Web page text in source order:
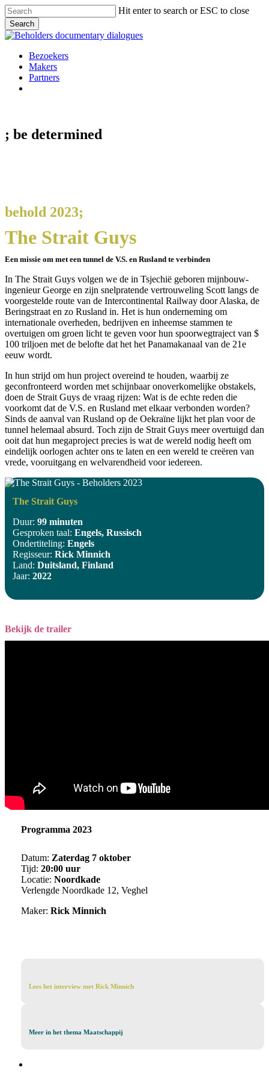
Skip
to
main
content
Hit enter to search or ESC to close
Search
Close
Menu
Bezoekers
Makers
Partners
; be determined
behold 2023;
The Strait Guys
Een missie om met een tunnel de V.S. en Rusland te verbinden
In The Strait Guys volgen we de in Tsjechië geboren mijnbouw-
ingenieur George en zijn snelpratende vertrouweling Scott langs de
voorgestelde route van de Intercontinental Railway door Alaska, de
Beringstraat en zo Rusland in. Het is hun onderneming om
internationale overheden, bedrijven en inheemse stammen te
overtuigen om groen licht te geven voor hun spoorwegtraject van $
100 triljoen met de belofte dat het het Panamakanaal van de 21e
eeuw wordt.
In hun strijd om hun project overeind te houden, waarbij ze
geconfronteerd worden met schijnbaar onoverkomelijke obstakels,
doen de Strait Guys de vraag rijzen: Wat is de echte reden die
voorkomt dat de V.S. en Rusland met elkaar verbonden worden?
Sinds de aanval van Rusland op de Oekraïne lijkt het plan voor de
tunnel helemaal absurd. Toch zijn de Strait Guys meer overtuigd dan
ooit dat hun megaproject precies is wat de wereld nodig heeft om
eindelijk oorlogen achter ons te laten en een wereld te creëren van
vrede, vooruitgang en welvarendheid voor iedereen.
The Strait Guys
Duur:99 minuten
Gesproken taal:Engels, Russisch
Ondertiteling:Engels
Regisseur:Rick Minnich
Land:Duitsland, Finland
Jaar:2022
Bekijk de trailer
Programma 2023
Datum: Zaterdag 7 oktober
Tijd: 20:00 uur
Locatie: Noordkade
Verlengde Noordkade 12, Veghel
Maker: Rick Minnich
Lees
Rick
Lees het interview met Rick Minnich
Meer
Meer in het thema Maatschappij